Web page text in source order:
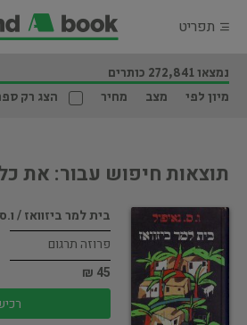
תפריט
נמצאו 272,841 כותרים
מיון לפי
מצב מחיר הצג רק
תוצאות חיפוש עבור: את
בית למר ביזוואז /
פרוזה תרגום
45 ₪